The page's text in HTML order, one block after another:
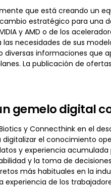
que está creando un
estratégico para una
y AMD o de los
necesidades de sus
diversas informaciones que
La publicación de
gemelo digital
y Connecthink en el
el conocimiento
y experiencia
y la toma de
más habituales en la
experiencia de los